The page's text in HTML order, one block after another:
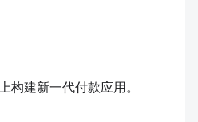
构建新一代付款应用。